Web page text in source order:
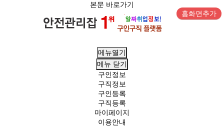
본문 바로가기
홈화면추가
메뉴열기
메뉴 닫기
구인정보
구직정보
구인등록
구직등록
마이페이지
이용안내